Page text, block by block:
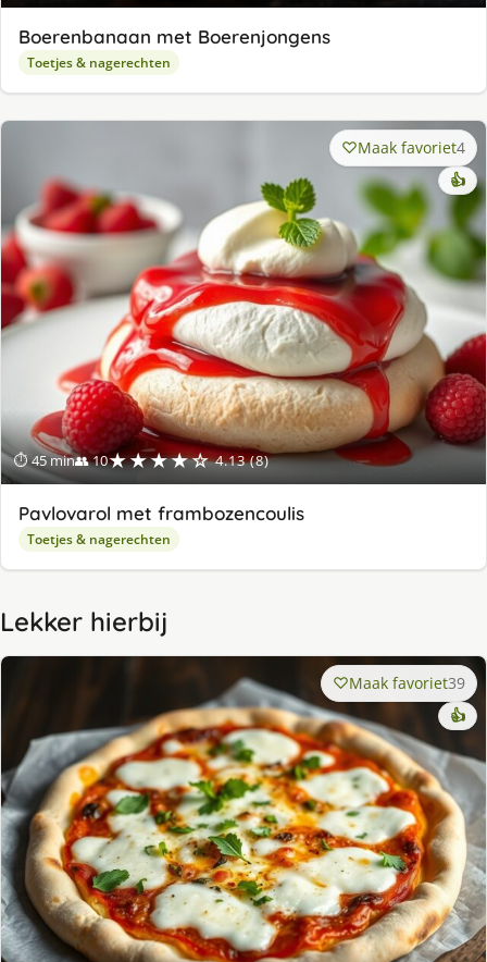
Boerenbanaan met Boerenjongens
Toetjes & nagerechten
⏱ 45 min👥 10★★★★☆ 4.13 (8)
Maak favoriet4
👍
Pavlovarol met frambozencoulis
Toetjes & nagerechten
Lekker hierbij
Maak favoriet39
👍